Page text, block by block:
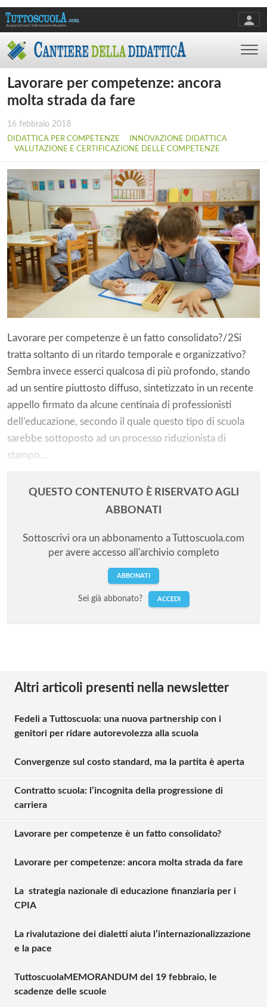
Lavorare per competenze: ancora
molta strada da fare
16 febbraio 2018
DIDATTICA PER COMPETENZE
INNOVAZIONE DIDATTICA
VALUTAZIONE E CERTIFICAZIONE DELLE COMPETENZE
Lavorare per competenze è un fatto consolidato?/2Si
tratta soltanto di un ritardo temporale e organizzativo?
Sembra invece esserci qualcosa di più profondo, stando
ad un sentire piuttosto diffuso, sintetizzato in un recente
appello firmato da alcune centinaia di professionisti
dell’educazione, secondo il quale questo tipo di scuola
sarebbe sottoposto ad un processo riduzionista di
stampo...
QUESTO CONTENUTO È RISERVATO AGLI
ABBONATI
Sottoscrivi ora un abbonamento a Tuttoscuola.com
per avere accesso all'archivio completo
ABBONATI
Sei già abbonato? ACCEDI
Altri articoli presenti nella newsletter
Fedeli a Tuttoscuola: una nuova partnership con i
genitori per ridare autorevolezza alla scuola
Convergenze sul costo standard, ma la partita è aperta
Contratto scuola: l’incognita della progressione di
carriera
Lavorare per competenze è un fatto consolidato?
Lavorare per competenze: ancora molta strada da fare
La strategia nazionale di educazione finanziaria per i
CPIA
La rivalutazione dei dialetti aiuta l’internazionalizzazione
e la pace
TuttoscuolaMEMORANDUM del 19 febbraio, le
scadenze delle scuole